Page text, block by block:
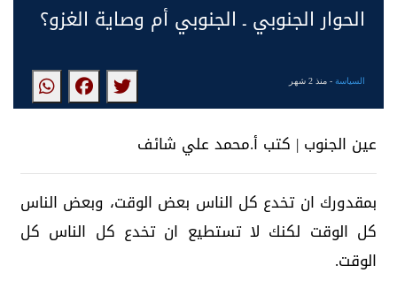
الحوار الجنوبي ـ الجنوبي أم وصاية الغزو؟
السياسة- منذ 2 شهر
عين الجنوب | كتب أ.محمد علي شائف
بمقدورك ان تخدع كل الناس بعض الوقت، وبعض الناس
كل الوقت لكنك لا تستطيع ان تخدع كل الناس كل
الوقت.